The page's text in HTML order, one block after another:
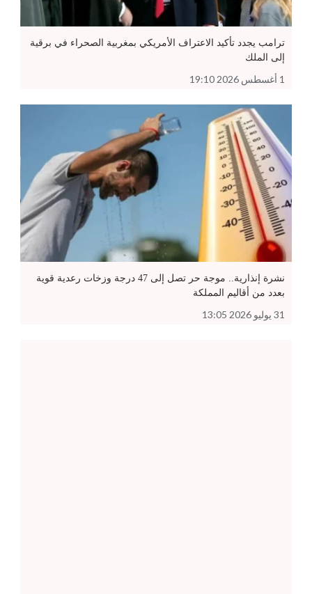
ترامب يجدد تأكيد الاعتراف الأمريكي بمغربية الصحراء في برقية
إلى الملك
1 أغسطس 2026 19:10
نشرة إنذارية.. موجة حر تصل إلى 47 درجة وزخات رعدية قوية
بعدد من أقاليم المملكة
31 يوليو 2026 13:05